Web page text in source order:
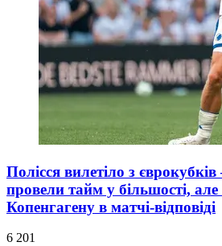
Полісся вилетіло з
провели тайм у більшості,
Копенгагену в матчі-відповіді
6 201